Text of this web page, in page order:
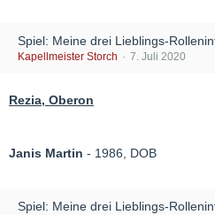
Spiel: Meine drei Lieblings-
Kapellmeister Storch 7. Juli 2020
Rezia, Oberon
Janis Martin - 1986, DOB
Spiel: Meine drei Lieblings-